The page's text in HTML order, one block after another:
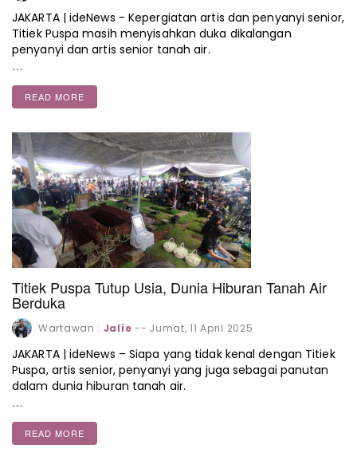
JAKARTA | ideNews - Kepergiatan artis dan penyanyi senior,
Titiek Puspa masih menyisahkan duka dikalangan
penyanyi dan artis senior tanah air.
…
READ MORE
Titiek Puspa Tutup Usia, Dunia Hiburan Tanah Air
Berduka
Wartawan : Jalie -- Jumat, 11 April 2025
JAKARTA | ideNews – Siapa yang tidak kenal dengan Titiek
Puspa, artis senior, penyanyi yang juga sebagai panutan
dalam dunia hiburan tanah air.
…
READ MORE